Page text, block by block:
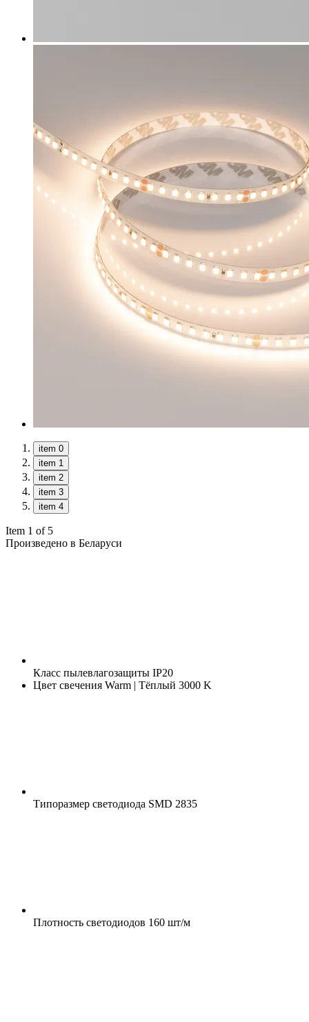
item 0
item 1
item 2
item 3
item 4
Item 1 of 5
Произведено в Беларуси
Класс пылевлагозащиты IP20
Цвет свечения Warm | Тёплый 3000 K
Типоразмер светодиода SMD 2835
Плотность светодиодов 160 шт/м